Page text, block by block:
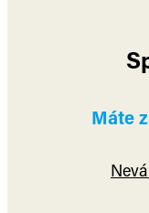
Máte